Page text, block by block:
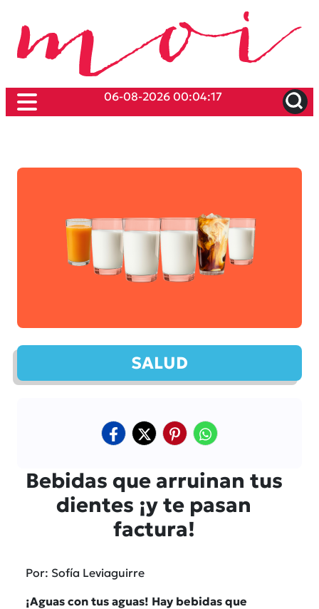
06-08-2026 00:04:17
SALUD
Bebidas que arruinan tus
dientes ¡y te pasan
factura!
Por: Sofía Leviaguirre
¡Aguas con tus aguas! Hay bebidas que